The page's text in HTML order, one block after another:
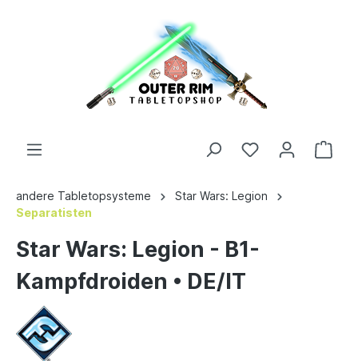
andere Tabletopsysteme
Star Wars: Legion
Separatisten
Star Wars: Legion - B1-
Kampfdroiden • DE/IT